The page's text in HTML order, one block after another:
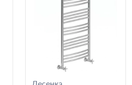
Лесенка